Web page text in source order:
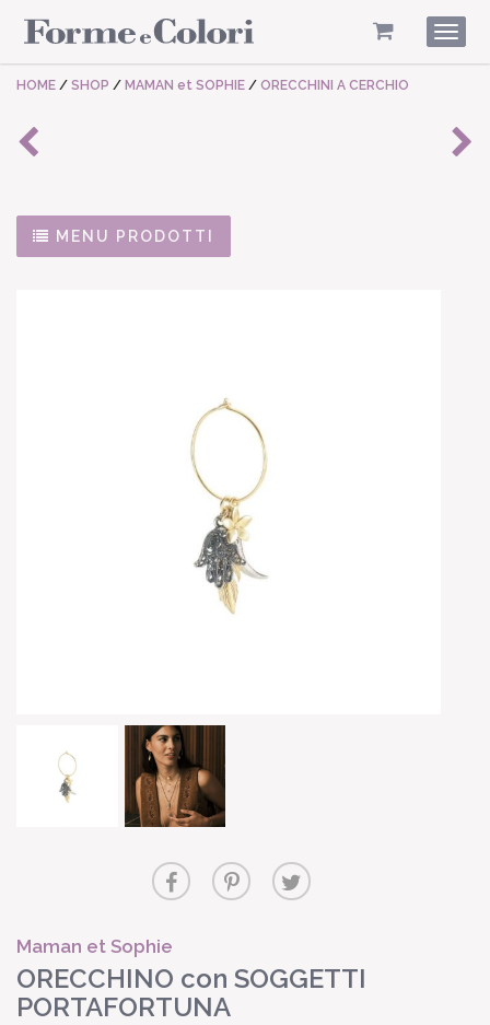
HOME / SHOP / MAMAN et SOPHIE / ORECCHINI A CERCHIO
MENU PRODOTTI
Maman et Sophie
ORECCHINO con SOGGETTI
PORTAFORTUNA